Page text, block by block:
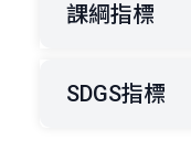
課綱指標
SDGS指標